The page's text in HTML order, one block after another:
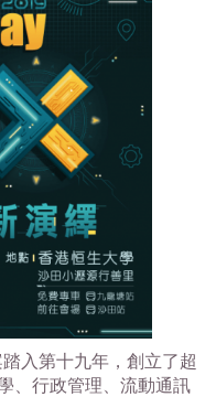
入第十九年，創立了超
、行政管理、流動通訊